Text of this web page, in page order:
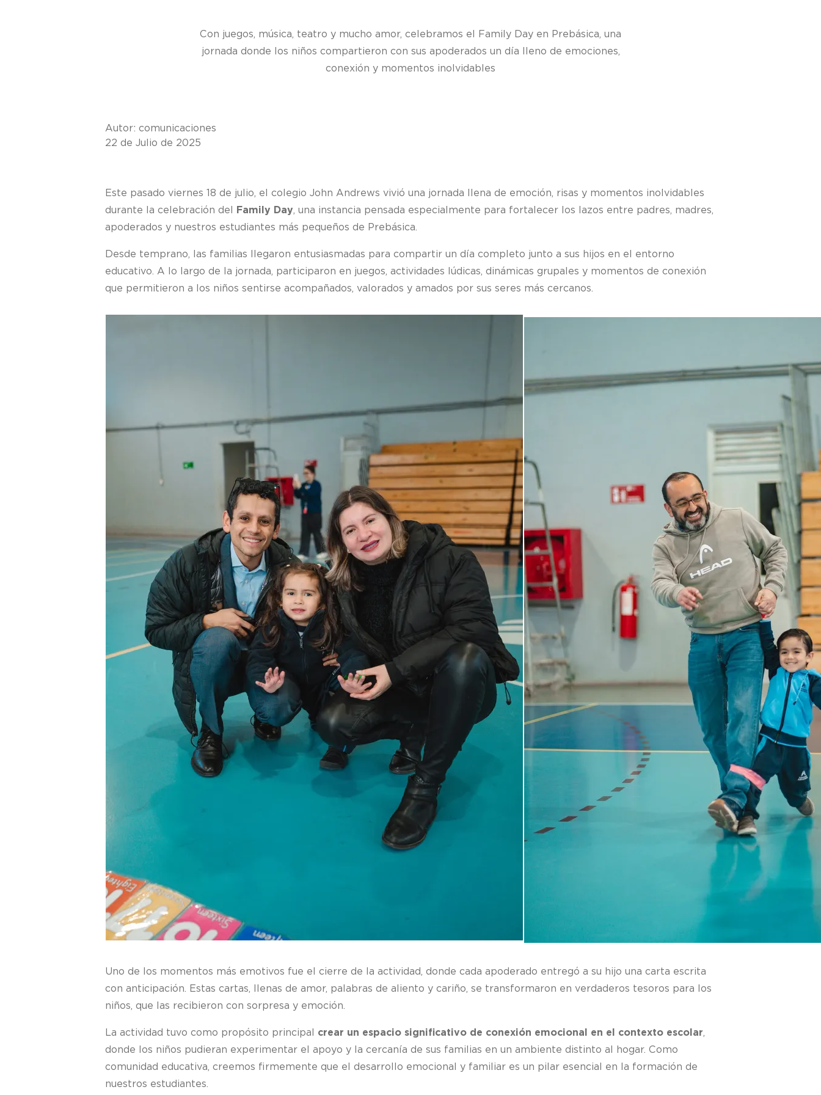
Con juegos, música, teatro y mucho amor, celebramos el Family Day en Prebásica, una
jornada donde los niños compartieron con sus apoderados un día lleno de emociones,
conexión y momentos inolvidables
Autor: comunicaciones
22 de Julio de 2025
Este pasado viernes 18 de julio, el colegio John Andrews vivió una jornada llena de emoción, risas y momentos inolvidables
durante la celebración del
Family Day, una instancia pensada especialmente para fortalecer los lazos entre padres, madres,
apoderados y nuestros estudiantes más pequeños de Prebásica.
Desde temprano, las familias llegaron entusiasmadas para compartir un día completo junto a sus hijos en el entorno
educativo. A lo largo de la jornada, participaron en juegos, actividades lúdicas, dinámicas grupales y momentos de conexión
que permitieron a los niños sentirse acompañados, valorados y amados por sus seres más cercanos.
Uno de los momentos más emotivos fue el cierre de la actividad, donde cada apoderado entregó a su hijo una carta escrita
con anticipación. Estas cartas, llenas de amor, palabras de aliento y cariño, se transformaron en verdaderos tesoros para los
niños, que las recibieron con sorpresa y emoción.
La actividad tuvo como propósito principal crear un espacio significativo de conexión emocional en el contexto escolar,
donde los niños pudieran experimentar el apoyo y la cercanía de sus familias en un ambiente distinto al hogar. Como
comunidad educativa, creemos firmemente que el desarrollo emocional y familiar es un pilar esencial en la formación de
nuestros estudiantes.